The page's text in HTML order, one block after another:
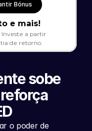
Bónus
e mais!
Investe a partir
de retorno.
sobe
o poder de